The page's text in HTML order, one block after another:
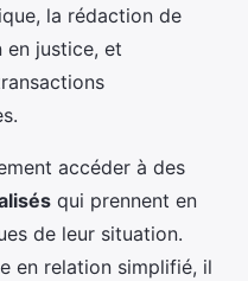
la rédaction de
en justice, et
accéder à des
qui prennent en
de leur situation.
en relation simplifié, il